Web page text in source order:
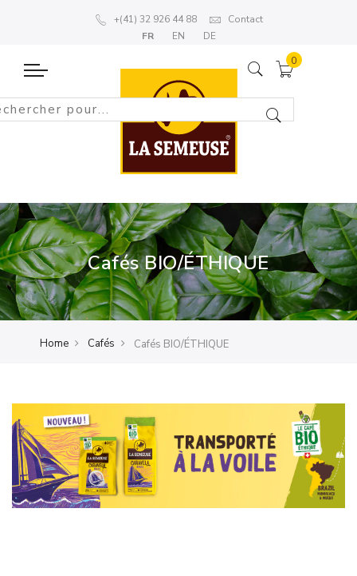
+(41) 32 926 44 88
Contact
FR
EN DE
Cafés BIO/ÉTHIQUE
Home Cafés Cafés BIO/ÉTHIQUE